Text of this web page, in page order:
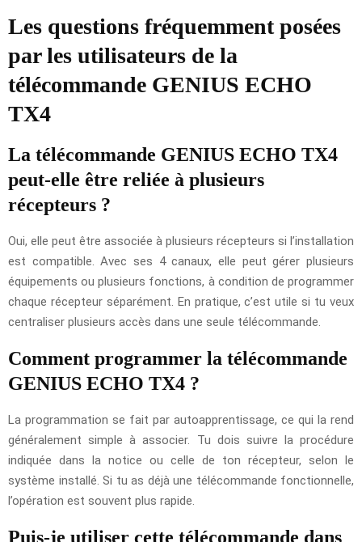
Les questions fréquemment posées
par les utilisateurs de la
télécommande GENIUS ECHO
TX4
La télécommande GENIUS ECHO TX4
peut-elle être reliée à plusieurs
récepteurs ?
Oui, elle peut être associée à plusieurs récepteurs si l’installation
est compatible. Avec ses 4 canaux, elle peut gérer plusieurs
équipements ou plusieurs fonctions, à condition de programmer
chaque récepteur séparément. En pratique, c’est utile si tu veux
centraliser plusieurs accès dans une seule télécommande.
Comment programmer la télécommande
GENIUS ECHO TX4 ?
La programmation se fait par autoapprentissage, ce qui la rend
généralement simple à associer. Tu dois suivre la procédure
indiquée dans la notice ou celle de ton récepteur, selon le
système installé. Si tu as déjà une télécommande fonctionnelle,
l’opération est souvent plus rapide.
Puis-je utiliser cette télécommande dans